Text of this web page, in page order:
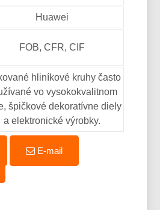
Huawei
FOB, CFR, CIF
hliníkové kruhy často
vo vysokokvalitnom
špičkové dekoratívne diely
a elektronické výrobky.
E-mail